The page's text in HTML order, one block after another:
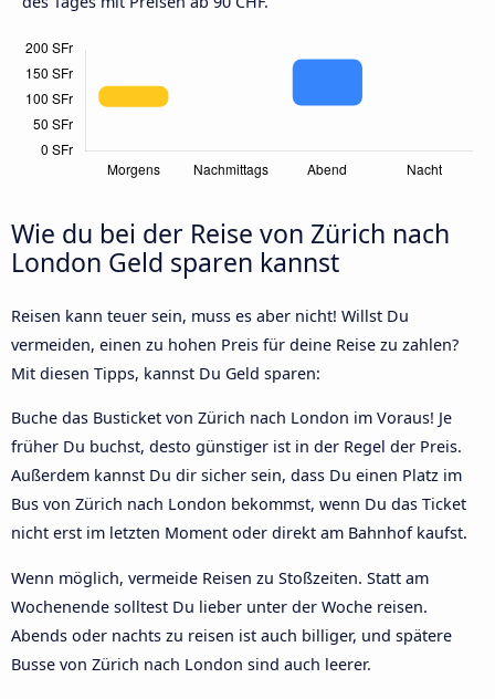
Wie du bei der Reise von Zürich nach
London Geld sparen kannst
Reisen kann teuer sein, muss es aber nicht! Willst Du
vermeiden, einen zu hohen Preis für deine Reise zu zahlen?
Mit diesen Tipps, kannst Du Geld sparen:
Buche das Busticket von Zürich nach London im Voraus! Je
früher Du buchst, desto günstiger ist in der Regel der Preis.
Außerdem kannst Du dir sicher sein, dass Du einen Platz im
Bus von Zürich nach London bekommst, wenn Du das Ticket
nicht erst im letzten Moment oder direkt am Bahnhof kaufst.
Wenn möglich, vermeide Reisen zu Stoßzeiten. Statt am
Wochenende solltest Du lieber unter der Woche reisen.
Abends oder nachts zu reisen ist auch billiger, und spätere
Busse von Zürich nach London sind auch leerer.